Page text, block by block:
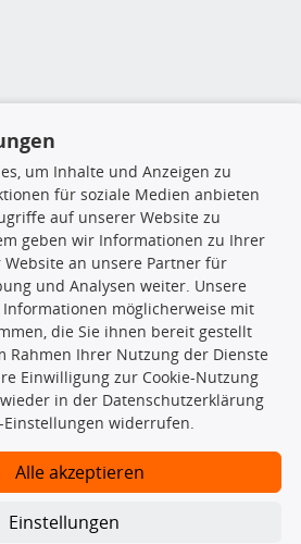
die gesamte Datenbank dürfen
oder die gesamte Datenbank ohne
zu vervielfältigen, zu verbreiten
Dritte ausführen zu lassen. Ein
Onlineshop identifizierte Ersatzteil
Informationen notwendig, um
um Inhalte und Anzeigen zu
für soziale Medien anbieten
auf unserer Website zu
geben wir Informationen zu Ihrer
an unsere Partner für
und Analysen weiter. Unsere
möglicherweise mit
die Sie ihnen bereit gestellt
Rahmen Ihrer Nutzung der Dienste
Einwilligung zur Cookie-Nutzung
in der Datenschutzerklärung
widerrufen.
Alle akzeptieren
Einstellungen